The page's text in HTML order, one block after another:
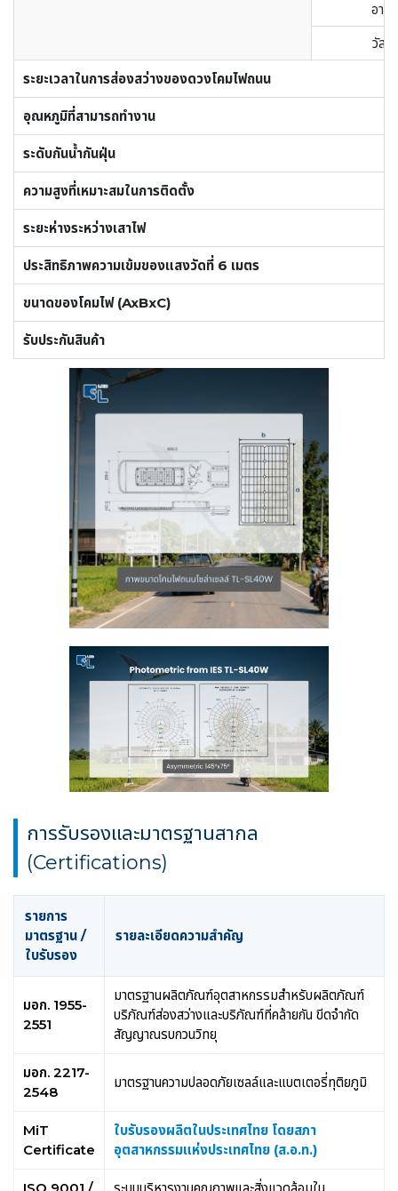
อายุ
วัสดุ
ระยะเวลาในการส่องสว่างของดวงโคมไฟถนน
อุณหภูมิที่สามารถทำงาน
ระดับกันน้ำกันฝุ่น
ความสูงที่เหมาะสมในการติดตั้ง
ระยะห่างระหว่างเสาไฟ
ประสิทธิภาพความเข้มของแสงวัดที่ 6 เมตร
ขนาดของโคมไฟ (AxBxC)
รับประกันสินค้า
การรับรองและมาตรฐานสากล
(Certifications)
รายการ
มาตรฐาน /
ใบรับรอง
รายละเอียดความสำคัญ
มอก. 1955-
2551
มาตรฐานผลิตภัณฑ์อุตสาหกรรมสำหรับผลิตภัณฑ์
บริภัณฑ์ส่องสว่างและบริภัณฑ์ที่คล้ายกัน ขีดจำกัด
สัญญาณรบกวนวิทยุ
มอก. 2217-
2548
มาตรฐานความปลอดภัยเซลล์และแบตเตอรี่ทุติยภูมิ
MiT
Certificate
ใบรับรองผลิตในประเทศไทย โดยสภา
อุตสาหกรรมแห่งประเทศไทย (ส.อ.ท.)